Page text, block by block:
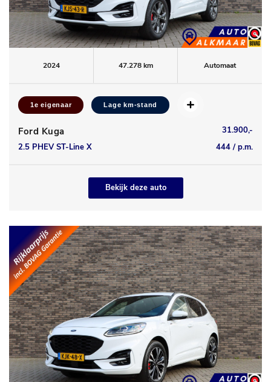
2024 47.278 km Automaat
1e eigenaar Lage km-stand
Ford Kuga
31.900,-
2.5 PHEV ST-Line X
444 / p.m.
Bekijk deze auto